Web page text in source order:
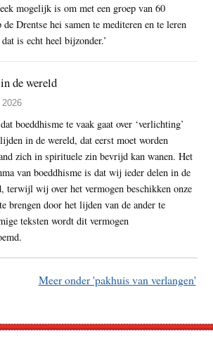
mogelijk is om met een groep van 60
de Drentse hei samen te mediteren en te leren
is echt heel bijzonder.’
de wereld
boeddhisme te vaak gaat over ‘verlichting’
in de wereld, dat eerst moet worden
zich in spirituele zin bevrijd kan wanen. Het
van boeddhisme is dat wij ieder delen in de
terwijl wij over het vermogen beschikken onze
brengen door het lijden van de ander te
teksten wordt dit vermogen
Meer onder 'pakhuis van verlangen'